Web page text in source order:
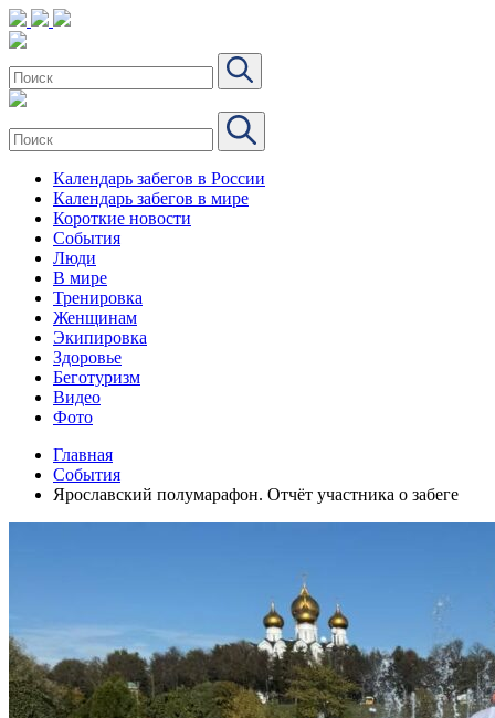
Календарь забегов в России
Календарь забегов в мире
Короткие новости
События
Люди
В мире
Тренировка
Женщинам
Экипировка
Здоровье
Беготуризм
Видео
Фото
Главная
События
Ярославский полумарафон. Отчёт участника о забеге